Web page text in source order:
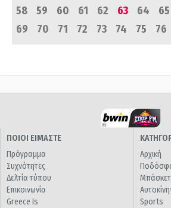
58
59 60 61 62 63 64 65
69
70 71 72 73 74 75 76
ΠΟΙΟΙ ΕΙΜΑΣΤΕ
Πρόγραμμα
Συχνότητες
Δελτία τύπου
Επικοινωνία
Greece Is
Αρχική
Μπάσκετ
Sports